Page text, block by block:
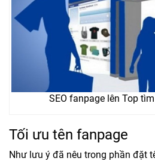
SEO fanpage lên Top
Tối ưu tên fanpage
Như lưu ý đã nêu trong phần đặt